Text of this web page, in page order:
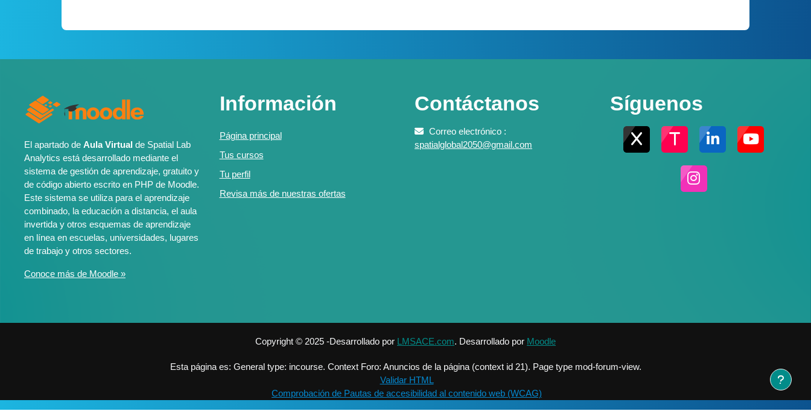
El apartado de Aula Virtual de Spatial Lab
Analytics está desarrollado mediante el
sistema de gestión de aprendizaje, gratuito y
de código abierto escrito en PHP de Moodle.
Este sistema se utiliza para el aprendizaje
combinado, la educación a distancia, el aula
invertida y otros esquemas de aprendizaje
en línea en escuelas, universidades, lugares
de trabajo y otros sectores.
Conoce más de Moodle »
Información
Página principal
Tus cursos
Tu perfil
Revisa más de nuestras ofertas
Contáctanos
Correo electrónico :
spatialglobal2050@gmail.com
Síguenos
Copyright © 2025 -Desarrollado por LMSACE.com. Desarrollado por Moodle
Esta página es: General type: incourse. Context Foro: Anuncios de la página (context id 21). Page type mod-forum-view.
Validar HTML
Comprobación de Pautas de accesibilidad al contenido web (WCAG)